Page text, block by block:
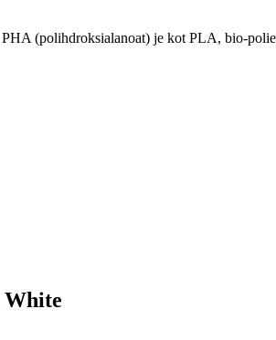
(polihdroksialanoat) je kot PLA, bio-
White